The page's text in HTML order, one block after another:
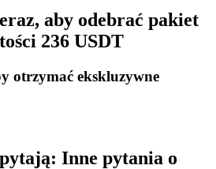
aby odebrać pakiet
236 USDT
otrzymać ekskluzywne
Inne pytania o